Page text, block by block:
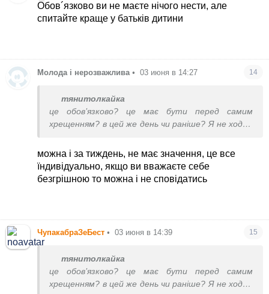
Обов´язково ви не маєте нічого нести, але
спитайте краще у батьків дитини
Молода і нерозважлива • 03 июня в 14:27 14
тянитолкайка
це обов’язково? це має бути перед самим
хрещенням? в цей же день чи раніше? Я не ходжу
можна і за тиждень, не має значення, це все
їндивідуально, якщо ви вважаєте себе
безгрішною то можна і не сповідатись
ЧупакабраЗеБест • 03 июня в 14:39 15
тянитолкайка
це обов’язково? це має бути перед самим
хрещенням? в цей же день чи раніше? Я не ходжу